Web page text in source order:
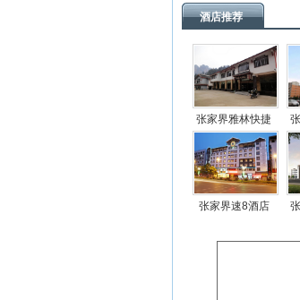
酒店推荐
张家界雅林快捷
酒店
张家界速8酒店